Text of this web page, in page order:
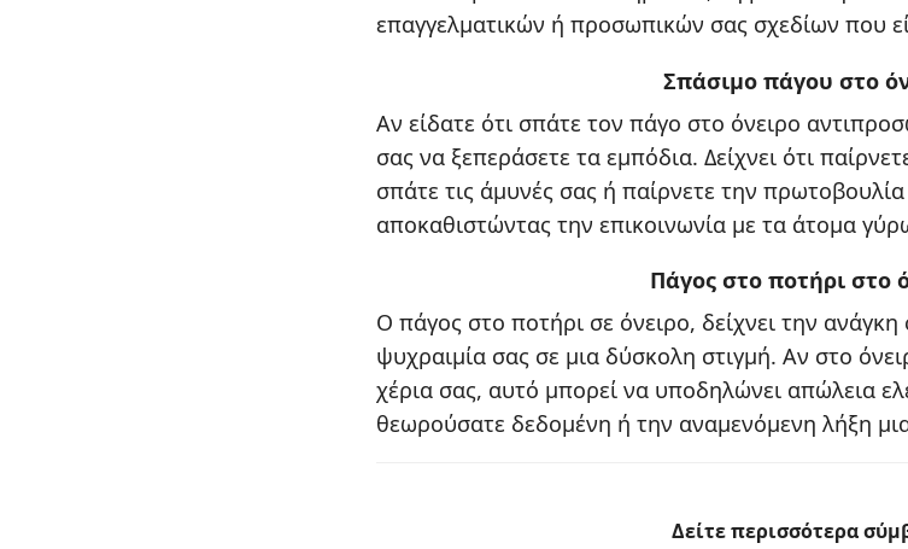
επαγγελματικών ή προσωπικών σας σχεδίων που
Σπάσιμο πάγου στο
Αν είδατε ότι σπάτε τον πάγο στο όνειρο
σας να ξεπεράσετε τα εμπόδια. Δείχνει ότι
σπάτε τις άμυνές σας ή παίρνετε την
αποκαθιστώντας την επικοινωνία με τα άτομα
Πάγος στο ποτήρι στο
Ο πάγος στο ποτήρι σε όνειρο, δείχνει την
ψυχραιμία σας σε μια δύσκολη στιγμή. Αν στο
χέρια σας, αυτό μπορεί να υποδηλώνει απώλεια
θεωρούσατε δεδομένη ή την αναμενόμενη λήξη
Δείτε περισσότερα